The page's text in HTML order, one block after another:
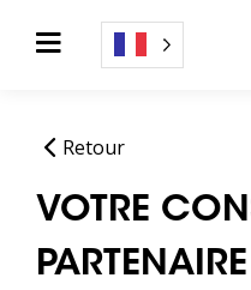
Retour
VOTRE